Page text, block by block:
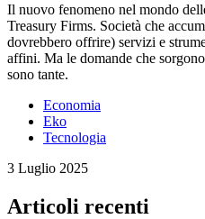
Il nuovo fenomeno nel mondo
Treasury Firms. Società che
dovrebbero offrire) servizi e
affini. Ma le domande che
sono tante.
Economia
Eko
Tecnologia
3 Luglio 2025
Articoli recenti